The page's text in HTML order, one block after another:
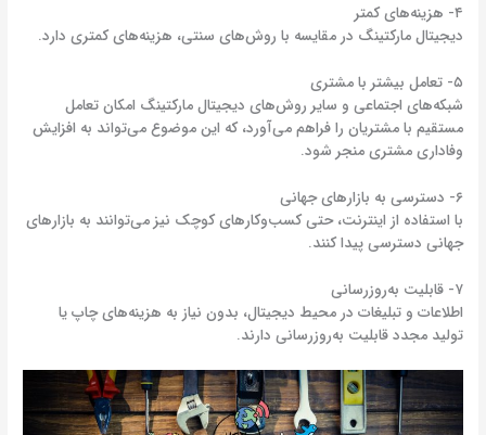
۴- هزینه‌های کمتر
دیجیتال مارکتینگ در مقایسه با روش‌های سنتی، هزینه‌های کمتری دارد.
۵- تعامل بیشتر با مشتری
شبکه‌های اجتماعی و سایر روش‌های دیجیتال مارکتینگ امکان تعامل
مستقیم با مشتریان را فراهم می‌آورد، که این موضوع می‌تواند به افزایش
وفاداری مشتری منجر شود.
۶- دسترسی به بازارهای جهانی
با استفاده از اینترنت، حتی کسب‌و‌کارهای کوچک نیز می‌توانند به بازارهای
جهانی دسترسی پیدا کنند.
۷- قابلیت به‌روزرسانی
اطلاعات و تبلیغات در محیط دیجیتال، بدون نیاز به هزینه‌های چاپ یا
تولید مجددقابلیت به‌روزرسانی دارند.